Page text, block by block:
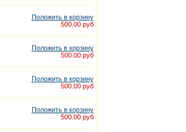
Положить в корзину
500.00 руб
Положить в корзину
500.00 руб
Положить в корзину
500.00 руб
Положить в корзину
500.00 руб